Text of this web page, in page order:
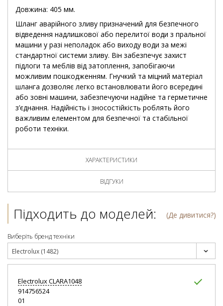
Довжина: 405 мм.
Шланг аварійного зливу призначений для безпечного
відведення надлишкової або перелитої води з пральної
машини у разі неполадок або виходу води за межі
стандартної системи зливу. Він забезпечує захист
підлоги та меблів від затоплення, запобігаючи
можливим пошкодженням. Гнучкий та міцний матеріал
шланга дозволяє легко встановлювати його всередині
або зовні машини, забезпечуючи надійне та герметичне
з’єднання. Надійність і зносостійкість роблять його
важливим елементом для безпечної та стабільної
роботи техніки.
ХАРАКТЕРИСТИКИ
ВІДГУКИ
Підходить до моделей: (Де дивитися?)
Виберіть бренд техніки
Electrolux (1482)
ElectroluxCLARA1048
914756524
01